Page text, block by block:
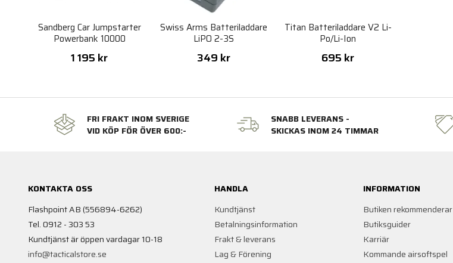
Sandberg Car Jumpstarter
Powerbank 10000
1 195 kr
Swiss Arms Batteriladdare
LiPO 2-3S
349 kr
Titan Batteriladdare V2 Li-
Po/Li-Ion
695 kr
FRI FRAKT INOM SVERIGE
VID KÖP FÖR ÖVER 600:-
SNABB LEVERANS -
SKICKAS INOM 24 TIMMAR
KONTAKTA OSS
Flashpoint AB (556894-6262)
Tel. 0912 - 303 53
Kundtjänst är öppen vardagar 10-18
info@tacticalstore.se
HANDLA
Kundtjänst
Betalningsinformation
Frakt & leverans
Lag & Förening
INFORMATION
Butiken rekommenderar
Butiksguider
Karriär
Kommande airsoftspel